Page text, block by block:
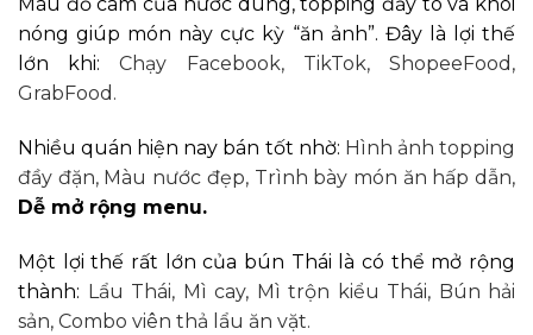
Màu đỏ cam của nước dùng, topping đầy tô và khói
nóng giúp món này cực kỳ “ăn ảnh”. Đây là lợi thế
lớn khi:Chạy Facebook, TikTok,ShopeeFood,
GrabFood.
Nhiều quán hiện nay bán tốt nhờ: Hình ảnh topping
đầy đặn, Màu nước đẹp, Trình bày món ăn hấp dẫn,
Dễ mở rộng menu.
Một lợi thế rất lớn của bún Thái là có thể mở rộng
thành: Lẩu Thái, Mì cay, Mì trộn kiểu Thái, Bún hải
sản, Combo viên thả lẩu ăn vặt.